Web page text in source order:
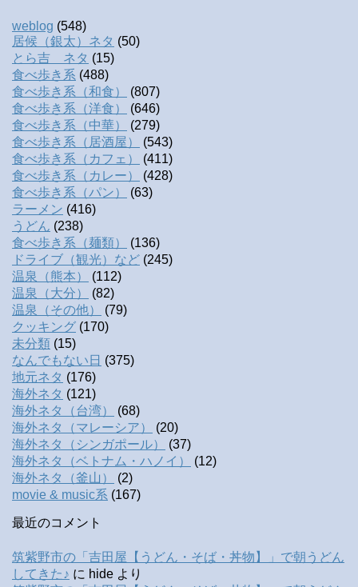
weblog (548)
居候（銀太）ネタ (50)
とら吉 ネタ (15)
食べ歩き系 (488)
食べ歩き系（和食）
(807)
食べ歩き系（洋食）
(646)
食べ歩き系（中華）
(279)
食べ歩き系（居酒屋）
(543)
食べ歩き系（カフェ）
(411)
食べ歩き系（カレー）
(428)
食べ歩き系（パン）
(63)
ラーメン (416)
うどん (238)
食べ歩き系（麺類）
(136)
ドライブ（観光）など (245)
温泉（熊本）
(112)
温泉（大分）
(82)
温泉（その他）
(79)
クッキング (170)
未分類 (15)
なんでもない日 (375)
地元ネタ (176)
海外ネタ (121)
海外ネタ（台湾）
(68)
海外ネタ（マレーシア）
(20)
海外ネタ（シンガポール）
(37)
海外ネタ（ベトナム・ハノイ）
(12)
海外ネタ（釜山）
(2)
movie & music系 (167)
最近のコメント
筑紫野市の「吉田屋【うどん・そば・丼物】」で朝うどん
してきた♪ に hide より